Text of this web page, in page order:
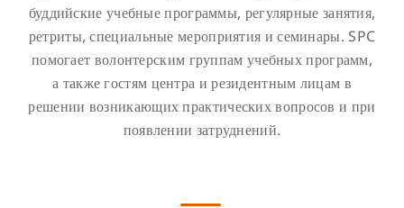
буддийские учебные программы, регулярные занятия,
ретриты, специальные мероприятия и семинары. SPC
помогает волонтерским группам учебных программ,
а также гостям центра и резидентным лицам в
решении возникающих практических вопросов и при
появлении затруднений.